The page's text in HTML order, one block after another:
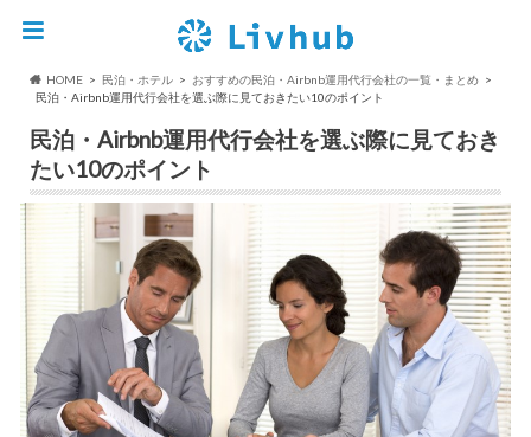
HOME 民泊・ホテル
おすすめの民泊・Airbnb運用代行会社の一覧・まとめ
民泊・Airbnb運用代行会社を選ぶ際に見ておきたい10のポイント
民泊・Airbnb運用代行会社を選ぶ際に見ておき
たい10のポイント